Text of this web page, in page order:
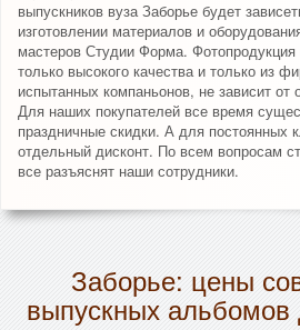
выпускников вуза Заборье будет
изготовлении материалов и
мастеров Студии Форма. Фотопродукция
только высокого качества и только из
испытанных компаньонов, не зависит от
Для наших покупателей все время
праздничные скидки. А для постоянных
отдельный дисконт. По всем вопросам
все разъяснят наши сотрудники.
Заборье: цены
выпускных альбомов